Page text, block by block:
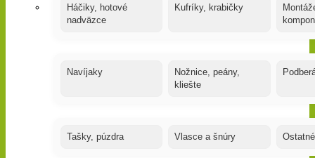
Háčiky, hotové
nadväzce
Kufríky, krabičky
Navíjaky
Nožnice, peány,
kliešte
Tašky, púzdra Vlasce a šnúry